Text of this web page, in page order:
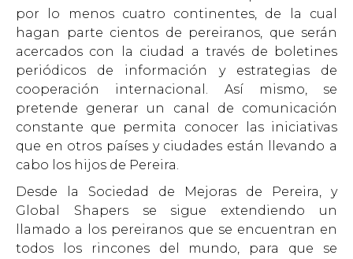
por lo menos cuatro continentes, de la cual
hagan parte cientos de pereiranos, que serán
acercados con la ciudad a través de boletines
periódicos de información y estrategias de
cooperación internacional. Así mismo, se
pretende generar un canal de comunicación
constante que permita conocer las iniciativas
que en otros países y ciudades están llevando a
cabo los hijos de Pereira.
Desde la Sociedad de Mejoras de Pereira, y
Global Shapers se sigue extendiendo un
llamado a los pereiranos que se encuentran en
todos los rincones del mundo, para que se